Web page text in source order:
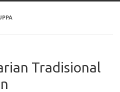
Tradisional